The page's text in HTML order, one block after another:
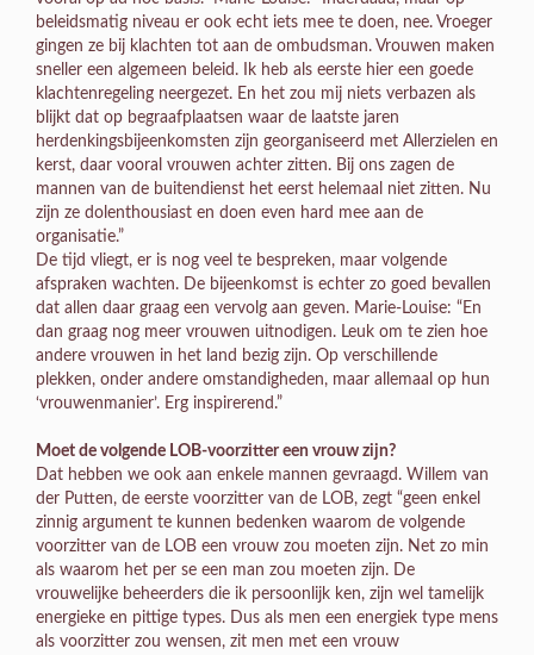
beleidsmatig niveau er ook echt iets mee te doen, nee. Vroeger
gingen ze bij klachten tot aan de ombudsman. Vrouwen maken
sneller een algemeen beleid. Ik heb als eerste hier een goede
klachtenregeling neergezet. En het zou mij niets verbazen als
blijkt dat op begraafplaatsen waar de laatste jaren
herdenkingsbijeenkomsten zijn georganiseerd met Allerzielen en
kerst, daar vooral vrouwen achter zitten. Bij ons zagen de
mannen van de buitendienst het eerst helemaal niet zitten. Nu
zijn ze dolenthousiast en doen even hard mee aan de
organisatie.”
De tijd vliegt, er is nog veel te bespreken, maar volgende
afspraken wachten. De bijeenkomst is echter zo goed bevallen
dat allen daar graag een vervolg aan geven. Marie-Louise: “En
dan graag nog meer vrouwen uitnodigen. Leuk om te zien hoe
andere vrouwen in het land bezig zijn. Op verschillende
plekken, onder andere omstandigheden, maar allemaal op hun
‘vrouwenmanier’. Erg inspirerend.”
Moet de volgende LOB-voorzitter een vrouw zijn?
Dat hebben we ook aan enkele mannen gevraagd. Willem van
der Putten, de eerste voorzitter van de LOB, zegt “geen enkel
zinnig argument te kunnen bedenken waarom de volgende
voorzitter van de LOB een vrouw zou moeten zijn. Net zo min
als waarom het per se een man zou moeten zijn. De
vrouwelijke beheerders die ik persoonlijk ken, zijn wel tamelijk
energieke en pittige types. Dus als men een energiek type mens
als voorzitter zou wensen, zit men met een vrouw